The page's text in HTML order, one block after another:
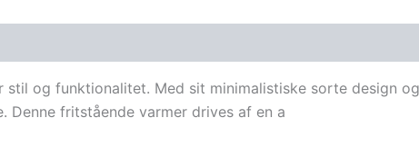
stil og funktionalitet. Med sit minimalistiske sorte design
Denne fritstående varmer drives af en a